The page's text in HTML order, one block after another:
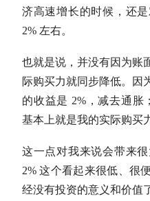
济高速增长的时候，还
2% 左右。
也就是说，并没有因为账
际购买力就同步降低。因
的收益是 2%，减去通胀
基本上就是我的实际购买
这一点对我来说会带来
2% 这个看起来很低、很
经没有投资的意义和价值